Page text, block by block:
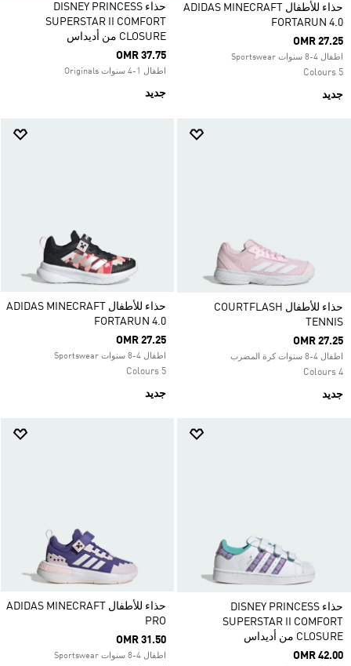
حذاء للأطفال ADIDAS MINECRAFT
FORTARUN 4.0
OMR 27.25
اطفال 4-8 سنوات Sportswear
5 Colours
جديد
حذاء DISNEY PRINCESS
SUPERSTAR II COMFORT
CLOSURE من أديداس
OMR 37.75
اطفال 1-4 سنوات Originals
جديد
حذاء للأطفال COURTFLASH
TENNIS
OMR 27.25
اطفال 4-8 سنوات كرة المضرب
4 Colours
جديد
حذاء للأطفال ADIDAS MINECRAFT
FORTARUN 4.0
OMR 27.25
اطفال 4-8 سنوات Sportswear
5 Colours
جديد
حذاء DISNEY PRINCESS
SUPERSTAR II COMFORT
CLOSURE من أديداس
OMR 42.00
حذاء للأطفال ADIDAS MINECRAFT
PRO
OMR 31.50
اطفال 4-8 سنوات Sportswear